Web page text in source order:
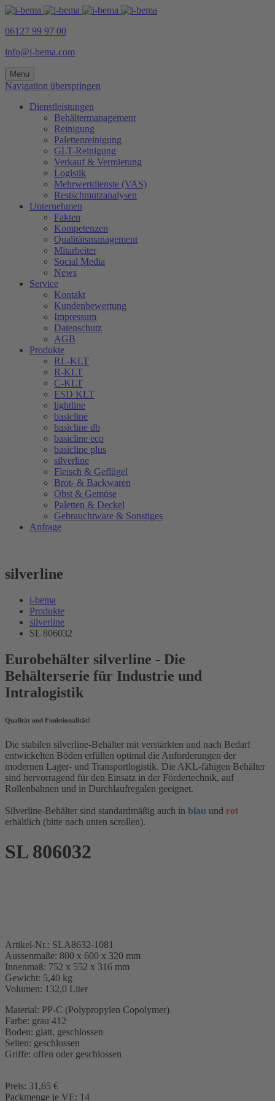
06127 99 97 00
info@i-bema.com
Menu
Navigation überspringen
Dienstleistungen
Behältermanagement
Reinigung
Palettenreinigung
GLT-Reinigung
Verkauf & Vermietung
Logistik
Mehrwertdienste (VAS)
Restschmutzanalysen
Unternehmen
Fakten
Kompetenzen
Qualitätsmanagement
Mitarbeiter
Social Media
News
Service
Kontakt
Kundenbewertung
Impressum
Datenschutz
AGB
Produkte
RL-KLT
R-KLT
C-KLT
ESD KLT
lightline
basicline
basicline db
basicline eco
basicline plus
silverline
Fleisch & Geflügel
Brot- & Backwaren
Obst & Gemüse
Paletten & Deckel
Gebrauchtware & Sonstiges
Anfrage
silverline
i-bema
Produkte
silverline
SL 806032
Eurobehälter silverline - Die
Behälterserie für Industrie und
Intralogistik
Qualität und Funktionalität!
Die stabilen silverline-Behälter mit verstärkten und nach Bedarf
entwickelten Böden erfüllen optimal die Anforderungen der
modernen Lager- und Transportlogistik. Die AKL-fähigen Behälter
sind hervorragend für den Einsatz in der Fördertechnik, auf
Rollenbahnen und in Durchlaufregalen geeignet.
Silverline-Behälter sind standardmäßig auch in blau und rot
erhältlich (bitte nach unten scrollen).
SL 806032
Artikel-Nr.: SLA8632-1081
Aussenmaße: 800 x 600 x 320 mm
Innenmaß: 752 x 552 x 316 mm
Gewicht: 5,40 kg
Volumen: 132,0 Liter
Material: PP-C (Polypropylen Copolymer)
Farbe: grau 412
Boden: glatt, geschlossen
Seiten: geschlossen
Griffe: offen oder geschlossen
Preis: 31,65 €
Packmenge je VE: 14